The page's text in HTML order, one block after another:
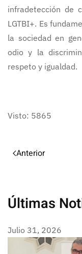
infradetección de
LGTBI+. Es
la sociedad en
odio y la
respeto y igualdad.
Visto: 5865
Anterior
Últimas
Julio 31, 2026